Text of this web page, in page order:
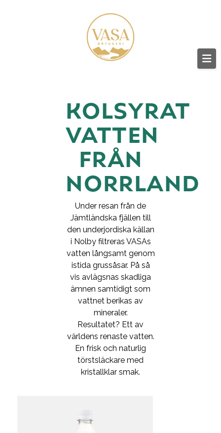
VASA
BRYGGERI
GUSTAV
VASA
KOLSYRAT
VATTEN
FRÅN
NORRLAND
Under resan från de
Jämtländska fjällen till
den underjordiska källan
i Nolby filtreras VASAs
vatten långsamt genom
istida grussåsar. På så
vis avlägsnas skadliga
ämnen samtidigt som
vattnet berikas av
mineraler.
Resultatet? Ett av
världens renaste vatten.
En frisk och naturlig
törstsläckare med
kristallklar smak.